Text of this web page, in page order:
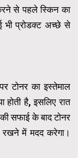
से पहले स्किन का
भी प्रोडक्ट अच्छे से
टोनर का इस्तेमाल
है, इसलिए रात
सफाई के बाद टोनर
में मदद करेगा।